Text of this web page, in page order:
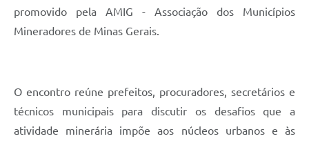
Jornal
Galeria de Fotos
promovido pela AMIG - Associação dos Municípios
Mineradores de Minas Gerais.
O encontro reúne prefeitos, procuradores, secretários e
técnicos municipais para discutir os desafios que a
atividade minerária impõe aos núcleos urbanos e às